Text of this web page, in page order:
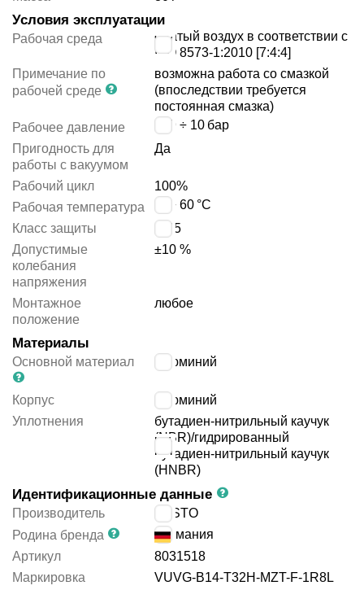
Условия эксплуатации
Рабочая среда
сжатый воздух в соответствии с
ISO 8573-1:2010 [7:4:4]
Примечание по
рабочей среде
возможна работа со смазкой
(впоследствии требуется
постоянная смазка)
Рабочее давление
-0.9 ÷ 10 бар
Пригодность для
работы с вакуумом
Да
Рабочий цикл
100%
Рабочая температура
-5 ÷ 60 °C
Класс защиты
IP65
Допустимые
колебания
напряжения
±10 %
Монтажное
положение
любое
Материалы
Основной материал алюминий
Корпус
алюминий
Уплотнения
бутадиен-нитрильный каучук
(NBR)/гидрированный
бутадиен-нитрильный каучук
(HNBR)
Идентификационные данные
Производитель
FESTO
Родина бренда
Германия
Артикул
8031518
Маркировка
VUVG-B14-T32H-MZT-F-1R8L